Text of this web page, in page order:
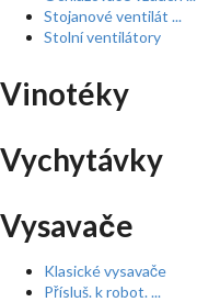
Stojanové ventilát ...
Stolní ventilátory
Vinotéky
Vychytávky
Vysavače
Klasické vysavače
Přísluš. k robot. ...